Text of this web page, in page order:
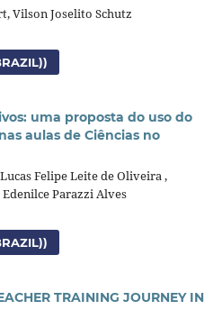
Vilson Joselito Schutz
uma proposta do uso do
aulas de Ciências no
Felipe Leite de Oliveira ,
Parazzi Alves
TRAINING JOURNEY IN